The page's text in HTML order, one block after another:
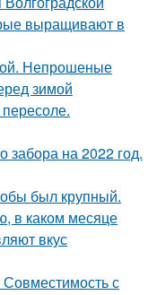
выращивают в
Непрошеные
зимой
на 2022 год.
был крупный.
в каком месяце
вкус
с